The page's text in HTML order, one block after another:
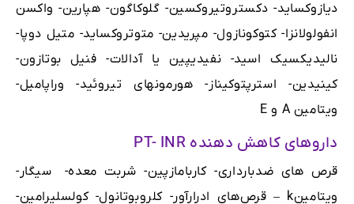
دیازوکساید- دکستروتیروکسین- گلوکاگون- هپارین- واکسن
انفولولانزا- کتوکونازول- مپریدین- متوتروکساید- متیل دوپا-
نالیدیکسیک اسید- نفیدیپین یا آدالات- فنیل بوتازون-
کینیدین- استرپتوکیناز- هورمونهای تیروئید- وراپامیل-
ویتامین A و E
داروهای کاهش دهنده PT- INR
قرص های ضدبارداری- کاربامازپین- شربت معده- سیگار-
ویتامینk – قرص‌های ادرارآور- کلروبوتانول- کولسلیرامین-